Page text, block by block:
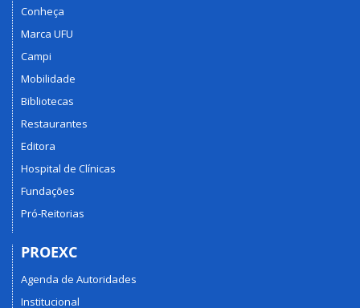
Conheça
Marca UFU
Campi
Mobilidade
Bibliotecas
Restaurantes
Editora
Hospital de Clínicas
Fundações
Pró-Reitorias
PROEXC
Agenda de Autoridades
Institucional